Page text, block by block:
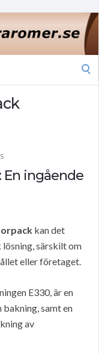
En ingående
kan det
särskilt om
eller företaget.
E330, är en
samt en
av